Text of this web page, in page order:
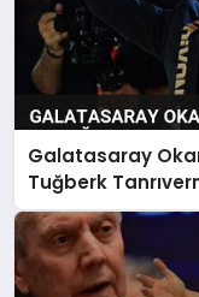
Galatasaray
Tuğberk